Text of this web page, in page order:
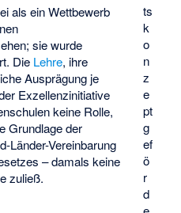
ts
k
o
n
z
e
pt
g
ef
ö
r
d
als ein Wettbewerb
sie wurde
Die Lehre, ihre
Ausprägung je
Exzellenzinitiative
keine Rolle,
Grundlage der
Länder-Vereinbarung
– damals keine
zuließ.